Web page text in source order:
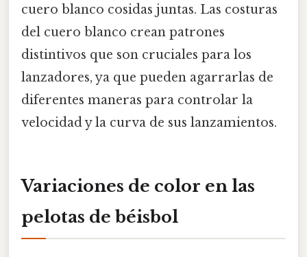
cuero blanco cosidas juntas. Las costuras
del cuero blanco crean patrones
distintivos que son cruciales para los
lanzadores, ya que pueden agarrarlas de
diferentes maneras para controlar la
velocidad y la curva de sus lanzamientos.
Variaciones de color en las
pelotas de béisbol